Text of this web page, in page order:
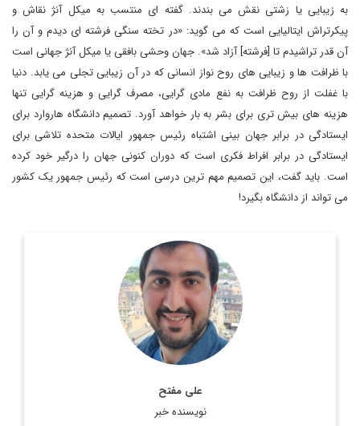
به زیبایی یا زشتی نقش می بندند. گفته ای منتسب به میکل آنژ نقاش و
پیکرتراش ایتالیایی است که می گوید: «در تخته سنگی فرشته ای دیدم و آن را
آن قدر تراشیدم تا [فرشته] آزاد شد». جهان وحشی بافقی یا میکل آنژ جهانی است
با ظرافت ها و زیبایی های روح نواز انسانی که در آن زیبایی تجلی می یابد. دنیا
با غفلت از روح ظرافت به نفع مادی گرایی، مصرف گرایی و هزینه گرایی تنها
هزینه های بیش تری برای بشر به بار خواهد آورد. تصمیم دانشگاه هاروارد برای
ایستادگی در برابر جهان بینی اشتباه رئیس جمهور ایالات متحده تلاشی برای
ایستادگی در برابر افراط فکری است که دوران کنونی جهان را درگیر خود کرده
است. باید گفت، این تصمیم مهم ترین درسی است که رئیس جمهور یک کشور
می تواند از دانشگاه بگیرد!
علی مفتح
نویسنده خبر
دانش آموخته فلسفه و مطالعات اروپایی از بلژیک
اطلاعات بیشتر